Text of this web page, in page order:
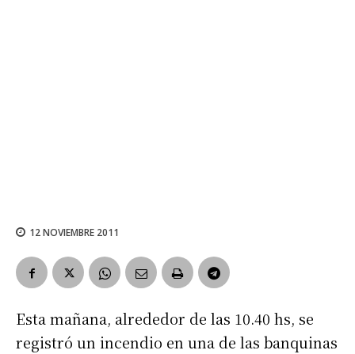
12 NOVIEMBRE 2011
Esta mañana, alrededor de las 10.40 hs, se
registró un incendio en una de las banquinas